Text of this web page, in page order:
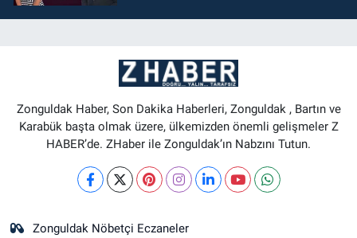
Zonguldak Haber, Son Dakika Haberleri, Zonguldak , Bartın ve
Karabük başta olmak üzere, ülkemizden önemli gelişmeler Z
HABER’de. ZHaber ile Zonguldak’ın Nabzını Tutun.
Zonguldak Nöbetçi Eczaneler